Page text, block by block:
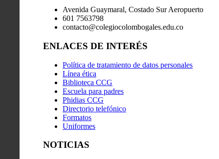
Avenida Guaymaral, Costado Sur Aeropuerto
601 7563798
contacto@colegiocolombogales.edu.co
ENLACES DE INTERÉS
Política de tratamiento de datos personales
Línea ética
Biblioteca CCG
Escuela para padres
Phidias CCG
Directorio telefónico
Formatos
Uniformes
NOTICIAS